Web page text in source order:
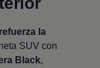
la
SUV con
Black,